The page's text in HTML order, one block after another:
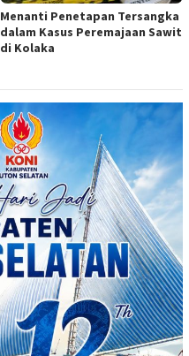
Menanti Penetapan Tersangka
dalam Kasus Peremajaan Sawit
di Kolaka